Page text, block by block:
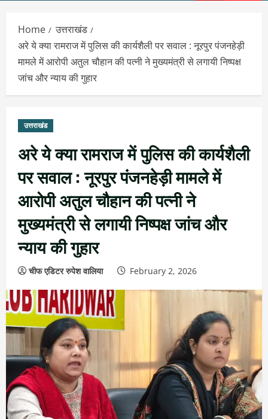
Home
उत्तराखंड
अरे ये क्या रामराज में पुलिस की कार्यशैली पर सवाल : नूरपुर पंजनहेड़ी
मामले में आरोपी अतुल चौहान की पत्नी ने मुख्यमंत्री से लगायी निष्पक्ष
जांच और न्याय की गुहार
उत्तराखंड
अरे ये क्या रामराज में पुलिस की कार्यशैली
पर सवाल : नूरपुर पंजनहेड़ी मामले में
आरोपी अतुल चौहान की पत्नी ने
मुख्यमंत्री से लगायी निष्पक्ष जांच और
न्याय की गुहार
चीफ एडिटर रुपेश वालिया February 2, 2026